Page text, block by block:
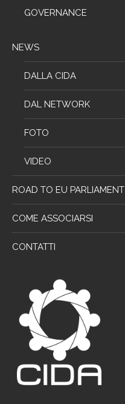
GOVERNANCE
NEWS
DALLA CIDA
DAL NETWORK
FOTO
VIDEO
ROAD TO EU PARLIAMENT
COME ASSOCIARSI
CONTATTI